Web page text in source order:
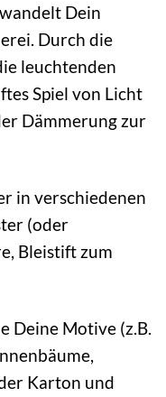
Dein
Durch die
leuchtenden
Spiel von Licht
Dämmerung zur
in verschiedenen
(oder
Bleistift zum
Deine Motive (z.B.
Karton und